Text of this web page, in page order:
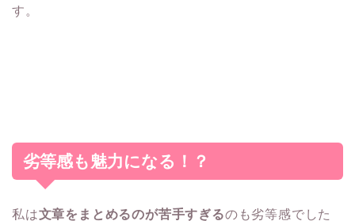
す。
劣等感も魅力になる！？
私は文章をまとめるのが苦手すぎるのも劣等感でした